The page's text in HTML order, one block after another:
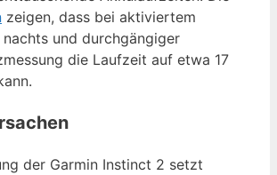
zeigen, dass bei aktiviertem
und durchgängiger
die Laufzeit auf etwa 17
der Garmin Instinct 2 setzt